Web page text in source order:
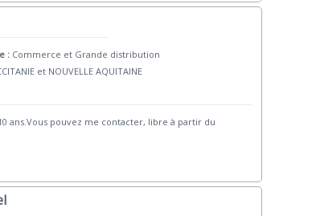
: Commerce et Grande distribution
et NOUVELLE AQUITAINE
ans.Vous pouvez me contacter, libre à partir du